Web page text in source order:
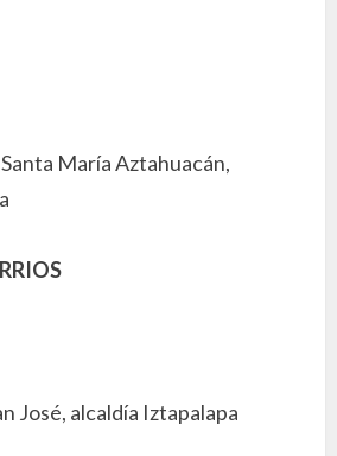
María Aztahuacán,
José, alcaldía Iztapalapa